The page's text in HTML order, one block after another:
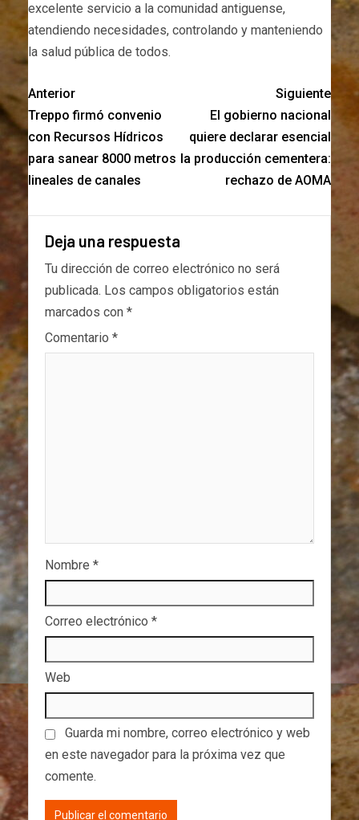
excelente servicio a la comunidad antiguense,
atendiendo necesidades, controlando y manteniendo
la salud pública de todos.
Anterior
Treppo firmó convenio
con Recursos Hídricos
para sanear 8000 metros
lineales de canales
Siguiente
El gobierno nacional
quiere declarar esencial
la producción cementera:
rechazo de AOMA
Deja una respuesta
Tu dirección de correo electrónico no será
publicada. Los campos obligatorios están
marcados con *
Comentario *
Nombre *
Correo electrónico *
Web
Guarda mi nombre, correo electrónico y web
en este navegador para la próxima vez que
comente.